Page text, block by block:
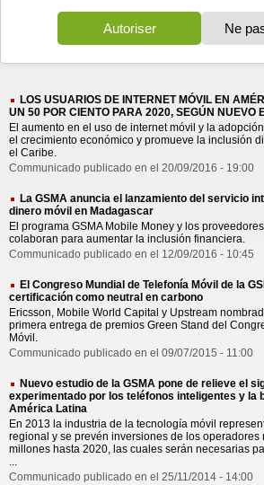
LOS USUARIOS DE INTERNET MÓVIL EN
UN 50 POR CIENTO PARA 2020, SEGÚN NUEVO
El aumento en el uso de internet móvil y la
el crecimiento económico y promueve la inclusión
el Caribe.
Communicado publicado en el 20/09/2016 - 19:00
La GSMA anuncia el lanzamiento del servicio
dinero móvil en Madagascar
El programa GSMA Mobile Money y los
colaboran para aumentar la inclusión financiera.
Communicado publicado en el 12/09/2016 - 10:45
El Congreso Mundial de Telefonía Móvil de la
certificación como neutral en carbono
Ericsson, Mobile World Capital y Upstream
primera entrega de premios Green Stand del
Móvil.
Communicado publicado en el 09/07/2015 - 11:00
Nuevo estudio de la GSMA pone de relieve el
experimentado por los teléfonos inteligentes y la
América Latina
En 2013 la industria de la tecnología móvil
regional y se prevén inversiones de los operadores
millones hasta 2020, las cuales serán necesarias
...
Communicado publicado en el 25/11/2014 - 14:00